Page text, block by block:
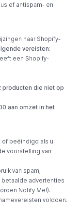
antispam- en
naar Shopify-
vereisten:
een Shopify-
producten die niet op
aan omzet in het
of beëindigd als u:
voorstelling van
van spam,
advertenties
Notify Me!).
voldoen.